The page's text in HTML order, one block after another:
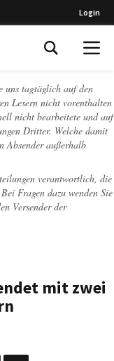
Login
uns tagtäglich auf den
Lesern nicht vorenthalten
nicht bearbeitete und auf
Dritter. Welche damit
Absender außerhalb
verantwortlich, die
Fragen dazu wenden Sie
Versender der
mit zwei